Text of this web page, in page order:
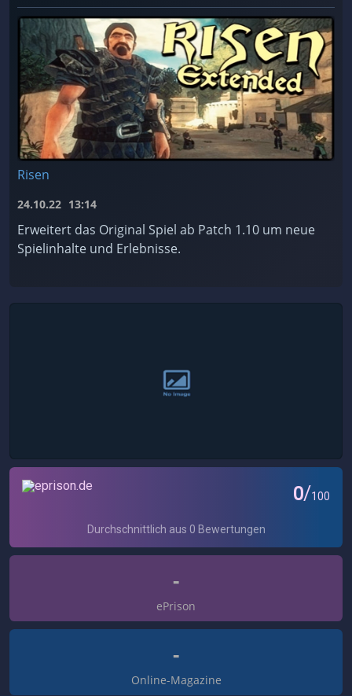
Risen
24.10.22 13:14
Erweitert das Original Spiel ab Patch 1.10 um neue
Spielinhalte und Erlebnisse.
-
ePrison
-
Online-Magazine